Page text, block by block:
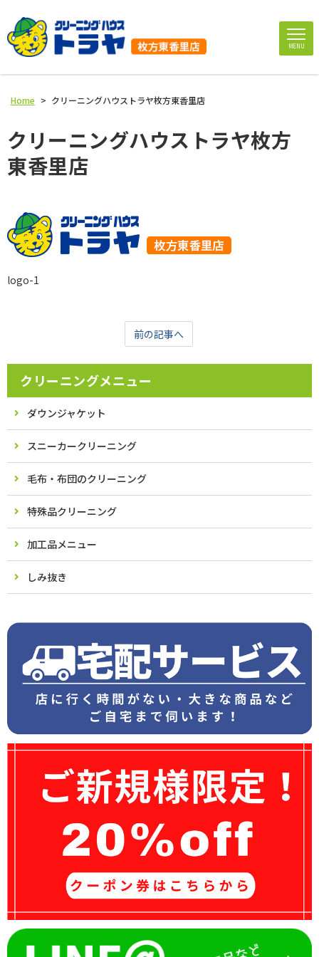
MENU
Home > クリーニングハウストラヤ枚方東香里店
クリーニングハウストラヤ枚方
東香里店
logo-1
前の記事へ
クリーニングメニュー
ダウンジャケット
スニーカークリーニング
毛布・布団のクリーニング
特殊品クリーニング
加工品メニュー
しみ抜き